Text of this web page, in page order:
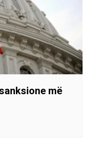
më